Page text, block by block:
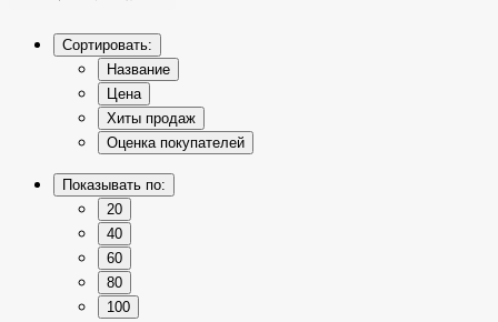
Сортировать:
Название
Цена
Хиты продаж
Оценка покупателей
Показывать по:
20
40
60
80
100